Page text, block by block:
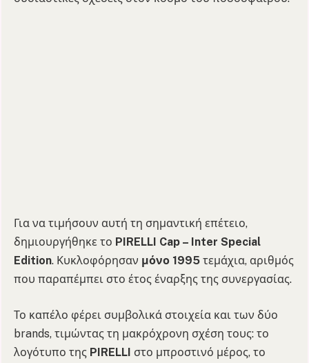
Για να τιμήσουν αυτή τη σημαντική επέτειο,
δημιουργήθηκε το PIRELLI Cap – Inter Special
Edition. Κυκλοφόρησαν μόνο 1995 τεμάχια, αριθμός
που παραπέμπει στο έτος έναρξης της συνεργασίας.
Το καπέλο φέρει συμβολικά στοιχεία και των δύο
brands, τιμώντας τη μακρόχρονη σχέση τους: το
λογότυπο της PIRELLI στο μπροστινό μέρος, το